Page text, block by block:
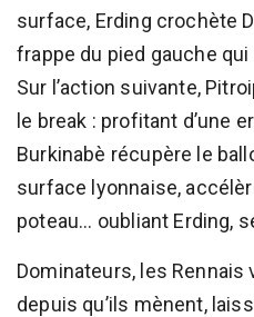
surface, Erding crochète
frappe du pied gauche
Sur l’action suivante,
le break : profitant d’une
Burkinabè récupère le
surface lyonnaise,
poteau... oubliant Erding,
Dominateurs, les
depuis qu’ils mènent,